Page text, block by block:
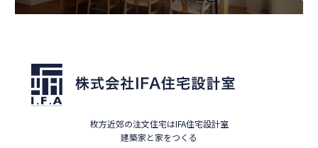
枚方近郊の注文住宅はIFA住宅設計室
建築家と家をつくる